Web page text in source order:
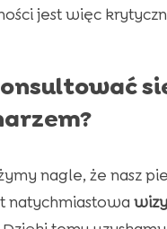
jest więc
nagle, że nasz
natychmiastowa